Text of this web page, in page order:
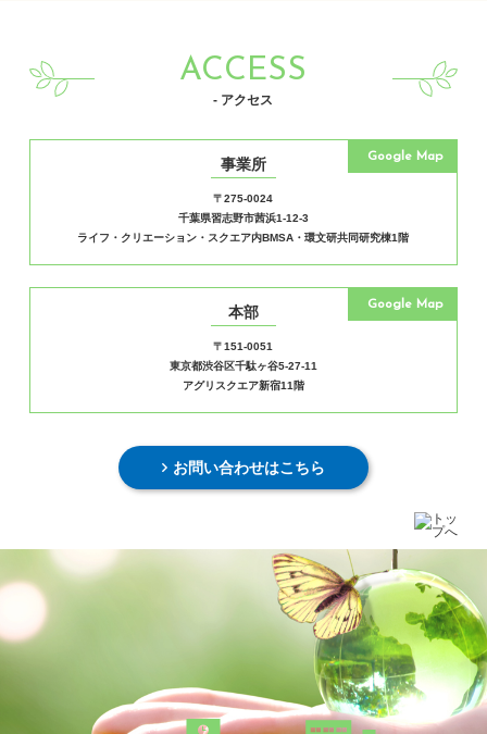
ACCESS
- アクセス
事業所
〒275-0024
千葉県習志野市茜浜1-12-3
ライフ・クリエーション・スクエア内BMSA・環文研共同研究棟1階
Google Map
本部
〒151-0051
東京都渋谷区千駄ヶ谷5-27-11
アグリスクエア新宿11階
Google Map
お問い合わせはこちら